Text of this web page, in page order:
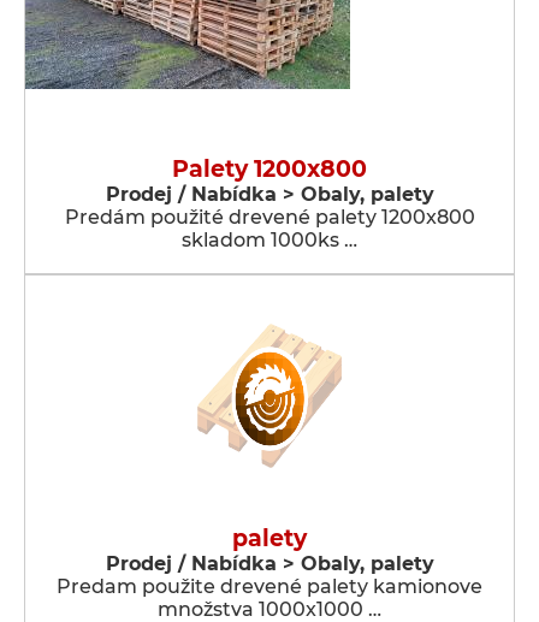
Palety 1200x800
Prodej / Nabídka > Obaly, palety
Predám použité drevené palety 1200x800
skladom 1000ks …
palety
Prodej / Nabídka > Obaly, palety
Predam použite drevené palety kamionove
množstva 1000x1000 …